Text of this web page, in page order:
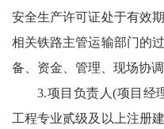
安全生产许可证处于有效
相关铁路主管运输部门的
备、资金、管理、现场协
3.项目负责人(项目经
工程专业贰级及以上注册